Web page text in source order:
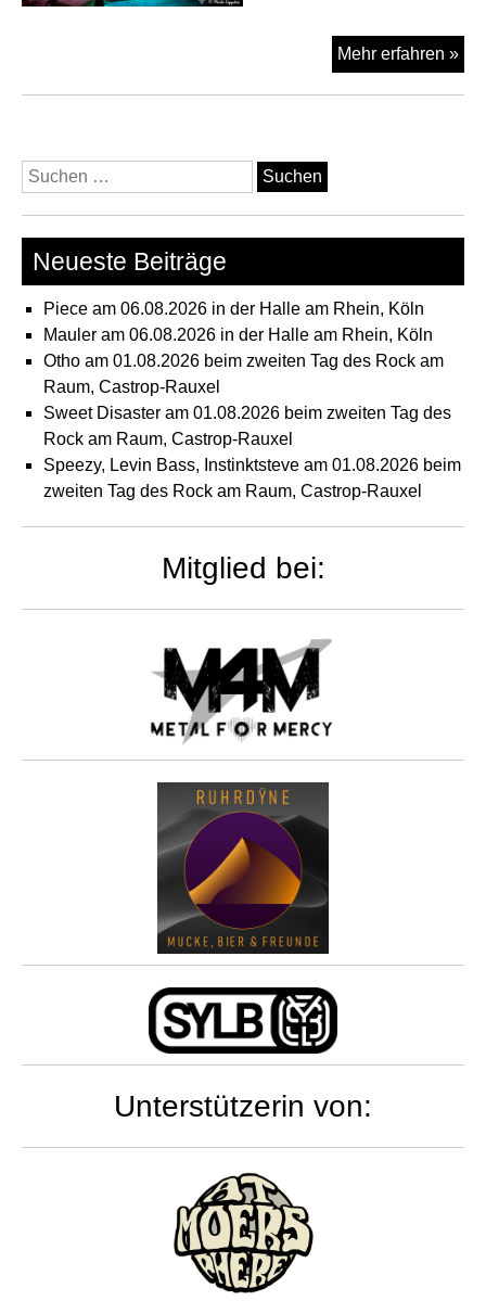
Mehr erfahren »
For
Suchen
nach:
Neueste Beiträge
Piece am 06.08.2026 in der Halle am Rhein, Köln
Mauler am 06.08.2026 in der Halle am Rhein, Köln
Otho am 01.08.2026 beim zweiten Tag des Rock am
Raum, Castrop-Rauxel
Sweet Disaster am 01.08.2026 beim zweiten Tag des
Rock am Raum, Castrop-Rauxel
Speezy, Levin Bass, Instinktsteve am 01.08.2026 beim
zweiten Tag des Rock am Raum, Castrop-Rauxel
Mitglied bei:
Unterstützerin von: